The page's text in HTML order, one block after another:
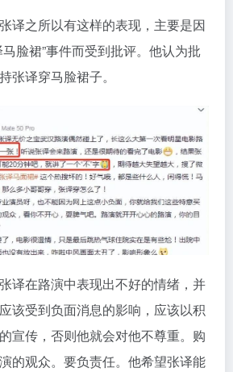
译之所以有这样的表现，主要是因
脸裙”事件而受到批评。他认为批
张译穿马脸裙子。
译在路演中表现出不好的情绪，并
该受到负面消息的影响，应该以积
宣传，否则他就会对他不尊重。购
的观众。要负责任。他希望张译能